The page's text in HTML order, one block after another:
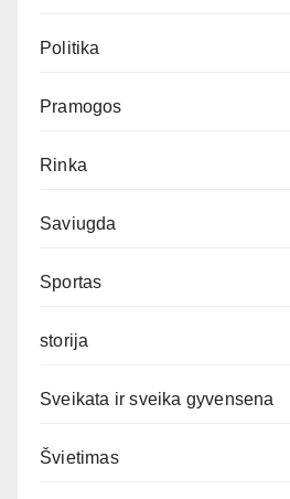
Politika
Pramogos
Rinka
Saviugda
Sportas
storija
Sveikata ir sveika gyvensena
Švietimas